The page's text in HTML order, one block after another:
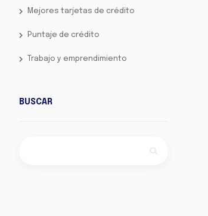
Mejores tarjetas de crédito
Puntaje de crédito
Trabajo y emprendimiento
BUSCAR